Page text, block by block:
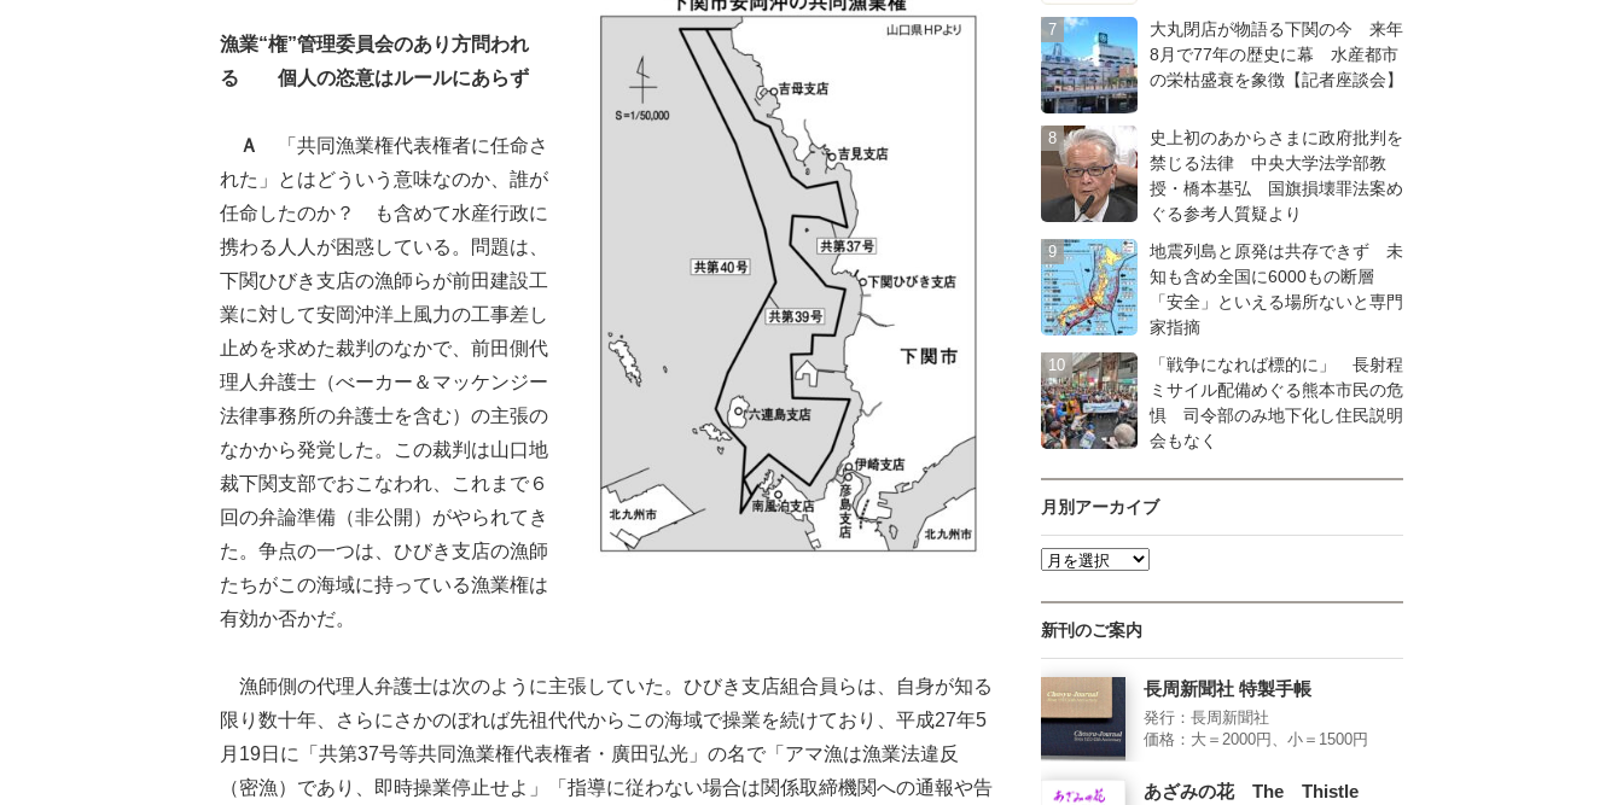
漁業“権”管理委員会のあり方問われ
る 個人の恣意はルールにあらず
Ａ
「共同漁業権代表権者に任命さ
れた」とはどういう意味なのか、誰が
任命したのか？ も含めて水産行政に
携わる人人が困惑している。問題は、
下関ひびき支店の漁師らが前田建設工
業に対して安岡沖洋上風力の工事差し
止めを求めた裁判のなかで、前田側代
理人弁護士（べーカー＆マッケンジー
法律事務所の弁護士を含む）の主張の
なかから発覚した。この裁判は山口地
裁下関支部でおこなわれ、これまで６
回の弁論準備（非公開）がやられてき
た。争点の一つは、ひびき支店の漁師
たちがこの海域に持っている漁業権は
有効か否かだ。
漁師側の代理人弁護士は次のように主張していた。ひびき支店組合員らは、自身が知る
限り数十年、さらにさかのぼれば先祖代代からこの海域で操業を続けており、平成27年5
月19日に「共第37号等共同漁業権代表権者・廣田弘光」の名で「アマ漁は漁業法違反
（密漁）であり、即時操業停止せよ」「指導に従わない場合は関係取締機関への通報や告
大丸閉店が物語る下関の今 来年
8月で77年の歴史に幕 水産都市
の栄枯盛衰を象徴【記者座談会】
史上初のあからさまに政府批判を
禁じる法律 中央大学法学部教
授・橋本基弘 国旗損壊罪法案め
ぐる参考人質疑より
地震列島と原発は共存できず 未
知も含め全国に6000もの断層
「安全」といえる場所ないと専門
家指摘
「戦争になれば標的に」 長射程
ミサイル配備めぐる熊本市民の危
惧 司令部のみ地下化し住民説明
会もなく
月別アーカイブ
新刊のご案内
長周新聞社 特製手帳
発行：長周新聞社
価格：大＝2000円、小＝1500円
あざみの花 The Thistle